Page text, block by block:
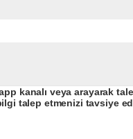
kanalı veya arayarak
talep etmenizi tavsiye